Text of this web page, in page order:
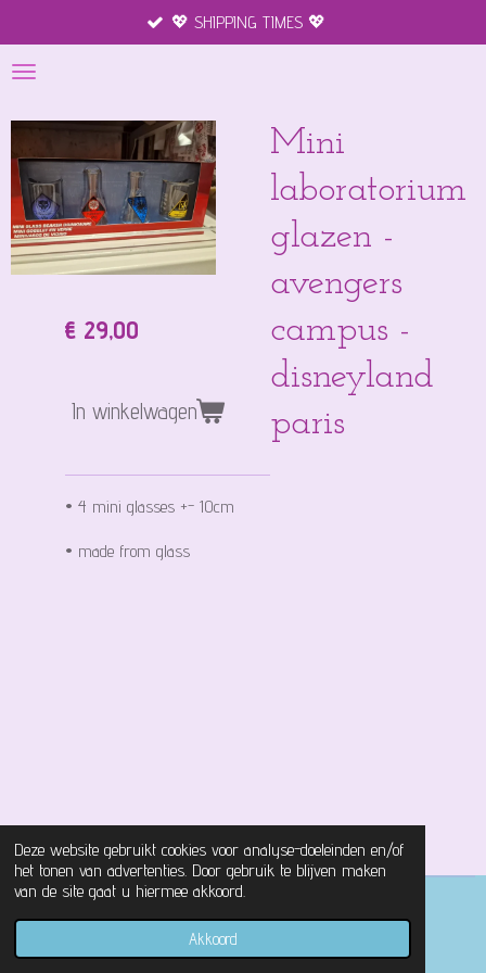
Deze website gebruikt cookies voor analyse-doeleinden en/of
het tonen van advertenties. Door gebruik te blijven maken
van de site gaat u hiermee akkoord.
Akkoord
direct
naar
hoofdinhoud
💖 SHIPPING TIMES 💖
Mini
laboratorium
glazen -
avengers
campus -
disneyland
paris
€ 29,00
In winkelwagen
• 4 mini glasses +- 10cm
• made from glass